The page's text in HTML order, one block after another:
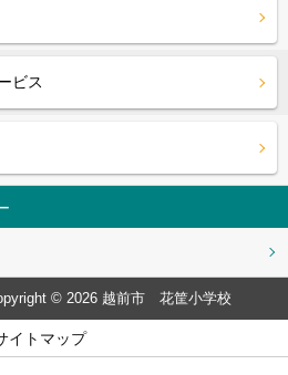
ビス
© 2026 越前市 花筐小学校
イトマップ